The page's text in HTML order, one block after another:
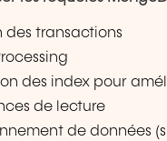
des transactions
des index pour
de lecture
de données